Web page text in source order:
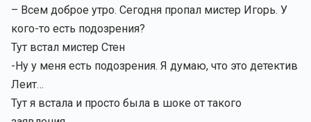
– Всем доброе утро. Сегодня пропал мистер Игорь. У
кого-то есть подозрения?
Тут встал мистер Стен
-Ну у меня есть подозрения. Я думаю, что это детектив
Леит…
Тут я встала и просто была в шоке от такого